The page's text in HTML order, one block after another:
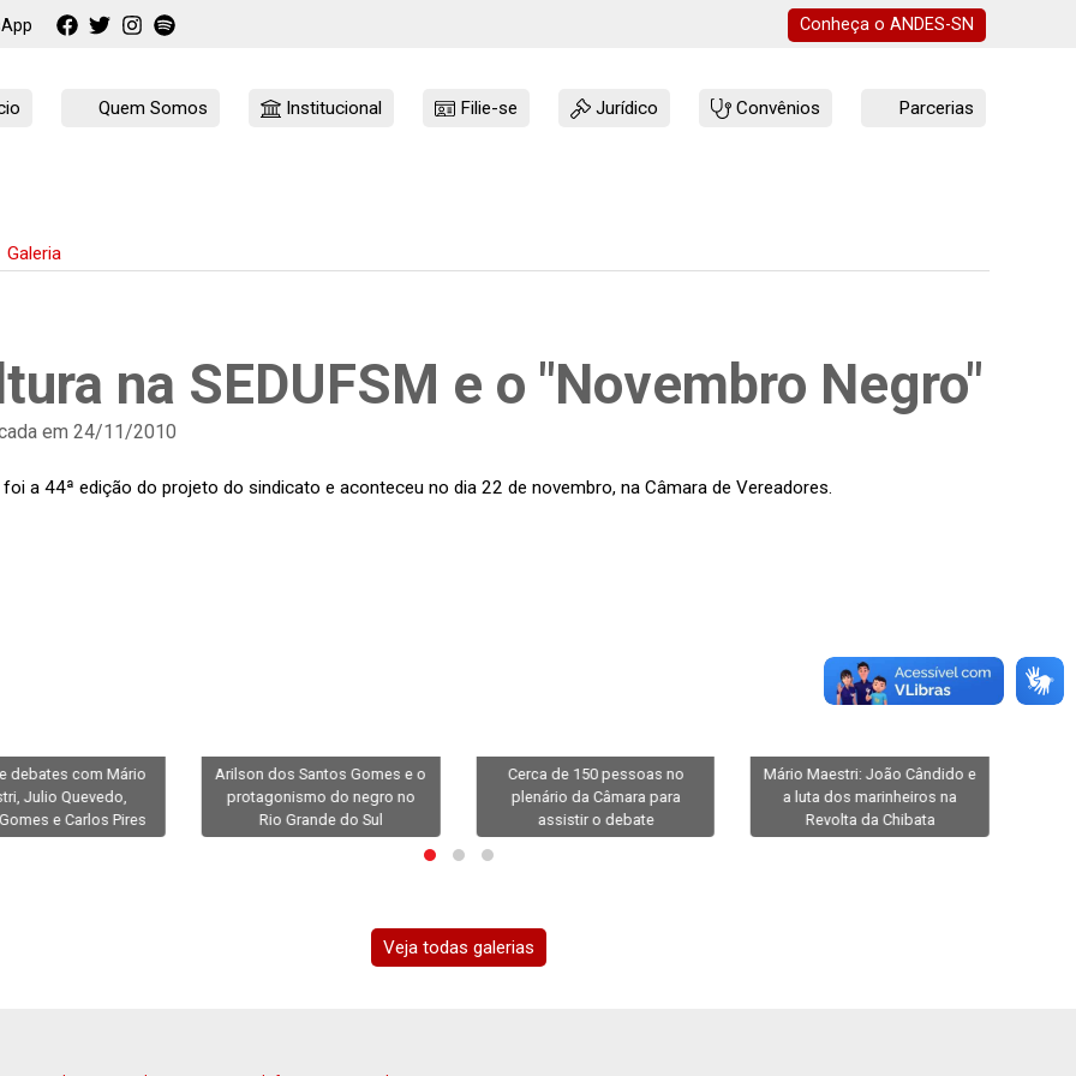
Conheça o ANDES-SN
Quem Somos Institucional Filie-se Jurídico Convênios Parcerias
Galeria
na SEDUFSM e o "Novembro Negro"
em 24/11/2010
foi a 44ª edição do projeto do sindicato e aconteceu no dia 22 de novembro, na Câmara de Vereadores.
debates com Mário
Julio Quevedo,
e Carlos Pires
Arilson dos Santos Gomes e o
protagonismo do negro no
Rio Grande do Sul
Cerca de 150 pessoas no
plenário da Câmara para
assistir o debate
Mário Maestri: João Cândido e
a luta dos marinheiros na
Revolta da Chibata
Veja todas galerias